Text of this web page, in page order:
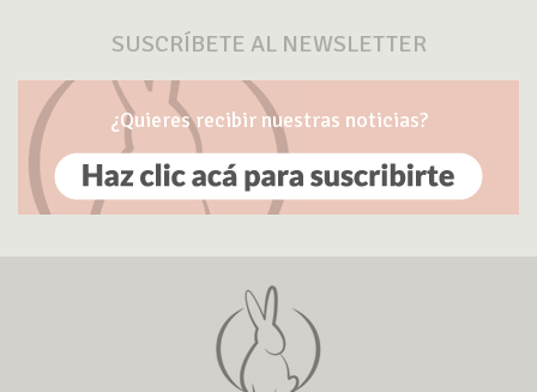
SUSCRÍBETE AL NEWSLETTER
¿Quieres recibir nuestras noticias?